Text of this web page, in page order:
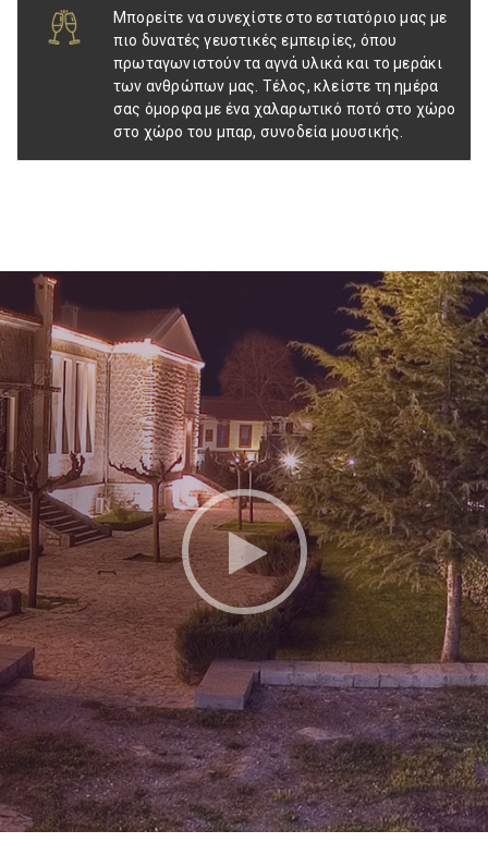
Μπορείτε να συνεχίστε στο εστιατόριο μας με
πιο δυνατές γευστικές εμπειρίες, όπου
πρωταγωνιστούν τα αγνά υλικά και το μεράκι
των ανθρώπων μας. Τέλος, κλείστε τη ημέρα
σας όμορφα με ένα χαλαρωτικό ποτό στο χώρο
στο χώρο του μπαρ, συνοδεία μουσικής.